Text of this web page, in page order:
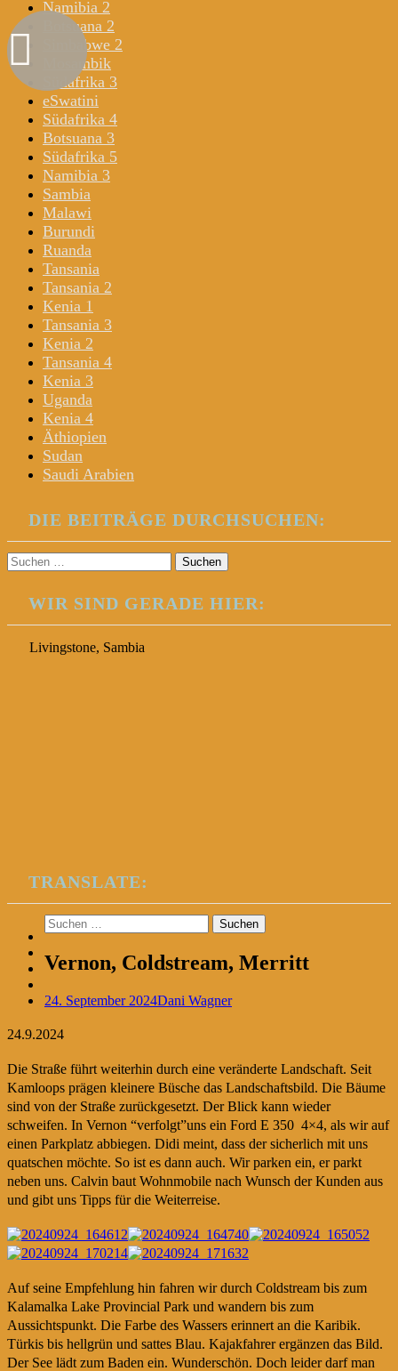
Namibia 2
Botsuana 2
Simbabwe 2
Mosambik
Südafrika 3
eSwatini
Südafrika 4
Botsuana 3
Südafrika 5
Namibia 3
Sambia
Malawi
Burundi
Ruanda
Tansania
Tansania 2
Kenia 1
Tansania 3
Kenia 2
Tansania 4
Kenia 3
Uganda
Kenia 4
Äthiopien
Sudan
Saudi Arabien
DIE BEITRÄGE DURCHSUCHEN:
Suchen
nach:
WIR SIND GERADE HIER:
Livingstone, Sambia
TRANSLATE:
Suchen
nach:
Vernon, Coldstream, Merritt
24. September 2024Dani Wagner
24.9.2024
Die Straße führt weiterhin durch eine veränderte Landschaft. Seit
Kamloops prägen kleinere Büsche das Landschaftsbild. Die Bäume
sind von der Straße zurückgesetzt. Der Blick kann wieder
schweifen. In Vernon “verfolgt”uns ein Ford E 350 4×4, als wir auf
einen Parkplatz abbiegen. Didi meint, dass der sicherlich mit uns
quatschen möchte. So ist es dann auch. Wir parken ein, er parkt
neben uns. Calvin baut Wohnmobile nach Wunsch der Kunden aus
und gibt uns Tipps für die Weiterreise.
Auf seine Empfehlung hin fahren wir durch Coldstream bis zum
Kalamalka Lake Provincial Park und wandern bis zum
Aussichtspunkt. Die Farbe des Wassers erinnert an die Karibik.
Türkis bis hellgrün und sattes Blau. Kajakfahrer ergänzen das Bild.
Der See lädt zum Baden ein. Wunderschön. Doch leider darf man